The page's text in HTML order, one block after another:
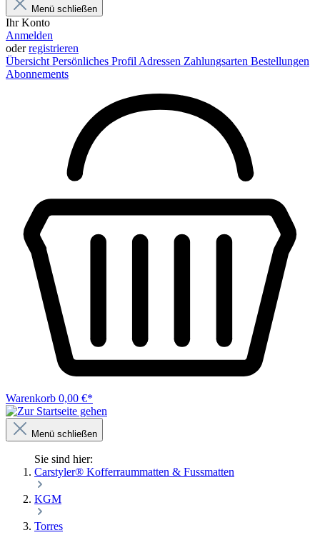
Menü schließen
Ihr Konto
Anmelden
oderregistrieren
Übersicht Persönliches Profil Adressen Zahlungsarten Bestellungen
Abonnements
Warenkorb 0,00 €*
Menü schließen
Sie sind hier:
Carstyler® Kofferraummatten & Fussmatten
KGM
Torres